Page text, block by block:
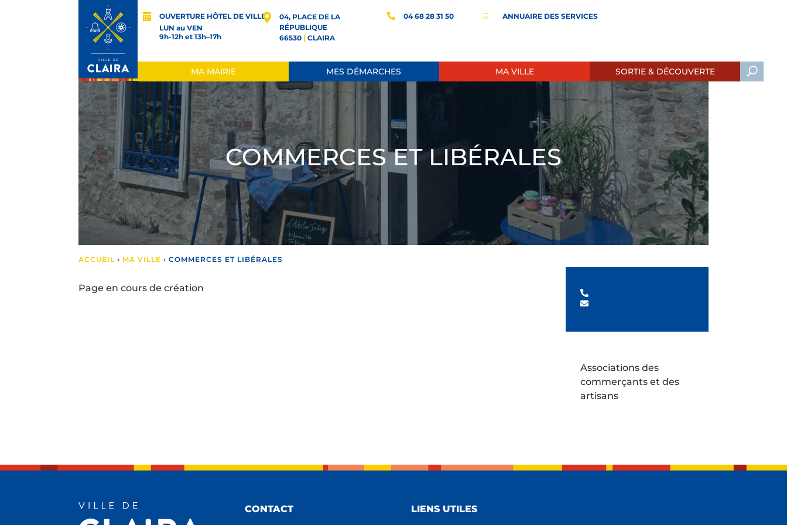
OUVERTURE HÔTEL DE VILLE
LUN au VEN
9h-12h et 13h–17h
04, PLACE DE LA
RÉPUBLIQUE
66530| CLAIRA
04 68 28 31 50 d ANNUAIRE DES SERVICES
MA MAIRIE MES DÉMARCHES MA VILLE SORTIE & DÉCOUVERTE
COMMERCES ET LIBÉRALES
ACCUEIL › MA VILLE ›COMMERCES ET LIBÉRALES
Page en cours de création
Associations des
commerçants et des
artisans
CONTACT LIENS UTILES